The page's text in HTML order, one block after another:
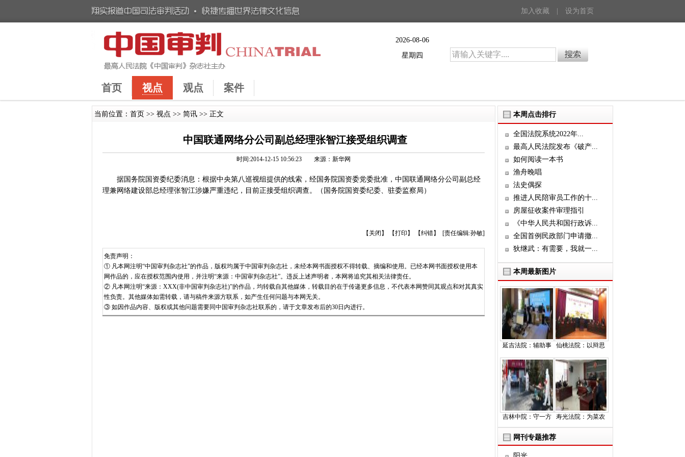
加入收藏 设为首页
2026-08-06
星期四
首页 视点 观点 案件
当前位置： 首页 >> 视点 >> 简讯 >> 正文
中国联通网络分公司副总经理张智江接受组织调查
时间:2014-12-15 10:56:23 来源：新华网
据国务院国资委纪委消息：根据中央第八巡视组提供的线索，经国务院国资委党委批准，中国联通网络分公司副总经
理兼网络建设部总经理张智江涉嫌严重违纪，目前正接受组织调查。（国务院国资委纪委、驻委监察局）
【关闭】 【打印】 【纠错】 [责任编辑:孙敏]
免责声明：
① 凡本网注明“中国审判杂志社”的作品，版权均属于中国审判杂志社，未经本网书面授权不得转载、摘编和使用。已经本网书面授权使用本
网作品的，应在授权范围内使用，并注明“来源：中国审判杂志社”。违反上述声明者，本网将追究其相关法律责任。
② 凡本网注明“来源：XXX(非中国审判杂志社)”的作品，均转载自其他媒体，转载目的在于传递更多信息，不代表本网赞同其观点和对其真实
性负责。其他媒体如需转载，请与稿件来源方联系，如产生任何问题与本网无关。
③ 如因作品内容、版权或其他问题需要同中国审判杂志社联系的，请于文章发布后的30日内进行。
本周点击排行
全国法院系统2022年...
最高人民法院发布《破产...
如何阅读一本书
渔舟晚唱
法史偶探
推进人民陪审员工作的十...
房屋征收案件审理指引
《中华人民共和国行政诉...
全国首例民政部门申请撤...
狄继武：有需要，我就一...
本周最新图片
延吉法院：辅助事 仙桃法院：以辩思
吉林中院：守一方 寿光法院：为菜农
网刊专题推荐